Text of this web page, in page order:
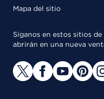
Mapa del sitio
Síganos en estos sitios
abrirán en una nueva